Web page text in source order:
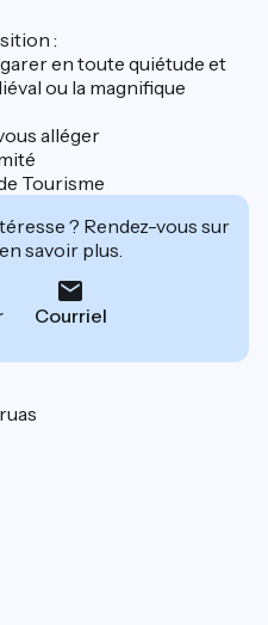
:
en toute quiétude et
ou la magnifique
alléger
Tourisme
? Rendez-vous sur
savoir plus.
Courriel